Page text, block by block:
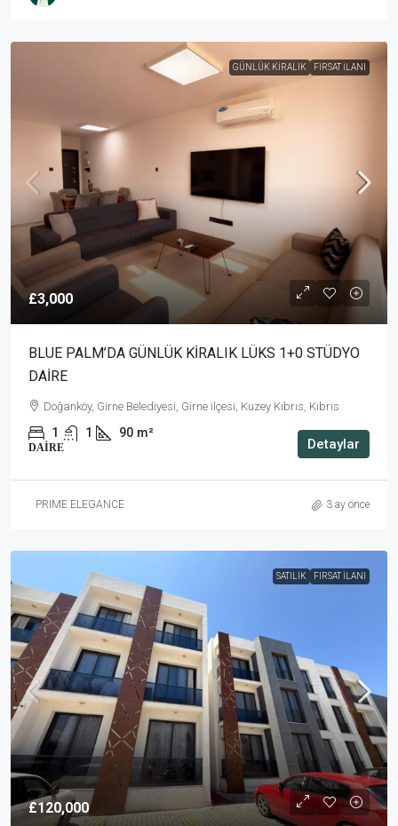
GÜNLÜK KIRALIK FIRSAT İLANI
£3,000
BLUE PALM’DA GÜNLÜK KİRALIK LÜKS 1+0 STÜDYO
DAİRE
Doğanköy, Girne Belediyesi, Girne ilçesi, Kuzey Kıbrıs, Kıbrıs
1 1 90 m²
DAIRE Detaylar
PRIME ELEGANCE 3 ay önce
SATILIK FIRSAT İLANI
£120,000